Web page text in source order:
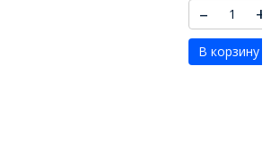
– +
В корзину